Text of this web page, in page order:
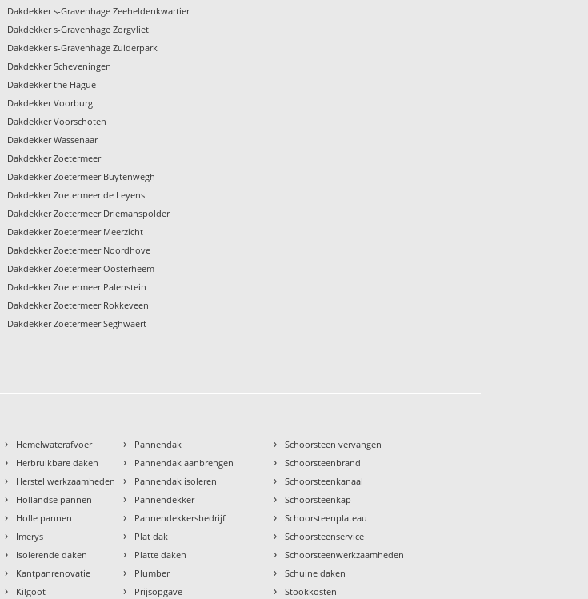
Dakdekker s-Gravenhage Zeeheldenkwartier
Dakdekker s-Gravenhage Zorgvliet
Dakdekker s-Gravenhage Zuiderpark
Dakdekker Scheveningen
Dakdekker the Hague
Dakdekker Voorburg
Dakdekker Voorschoten
Dakdekker Wassenaar
Dakdekker Zoetermeer
Dakdekker Zoetermeer Buytenwegh
Dakdekker Zoetermeer de Leyens
Dakdekker Zoetermeer Driemanspolder
Dakdekker Zoetermeer Meerzicht
Dakdekker Zoetermeer Noordhove
Dakdekker Zoetermeer Oosterheem
Dakdekker Zoetermeer Palenstein
Dakdekker Zoetermeer Rokkeveen
Dakdekker Zoetermeer Seghwaert
› Hemelwaterafvoer
› Herbruikbare daken
› Herstel werkzaamheden
› Hollandse pannen
› Holle pannen
› Imerys
› Isolerende daken
› Kantpanrenovatie
› Kilgoot
› Pannendak
› Pannendak aanbrengen
› Pannendak isoleren
› Pannendekker
› Pannendekkersbedrijf
› Plat dak
› Platte daken
› Plumber
› Prijsopgave
› Schoorsteen vervangen
› Schoorsteenbrand
› Schoorsteenkanaal
› Schoorsteenkap
› Schoorsteenplateau
› Schoorsteenservice
› Schoorsteenwerkzaamheden
› Schuine daken
› Stookkosten